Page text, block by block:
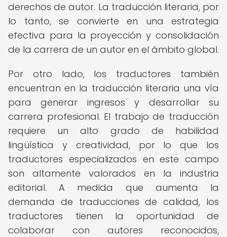
derechos de autor. La traducción literaria, por
lo tanto, se convierte en una estrategia
efectiva para la proyección y consolidación
de la carrera de un autor en el ámbito global.
Por otro lado, los traductores también
encuentran en la traducción literaria una vía
para generar ingresos y desarrollar su
carrera profesional. El trabajo de traducción
requiere un alto grado de habilidad
lingüística y creatividad, por lo que los
traductores especializados en este campo
son altamente valorados en la industria
editorial. A medida que aumenta la
demanda de traducciones de calidad, los
traductores tienen la oportunidad de
colaborar con autores reconocidos,